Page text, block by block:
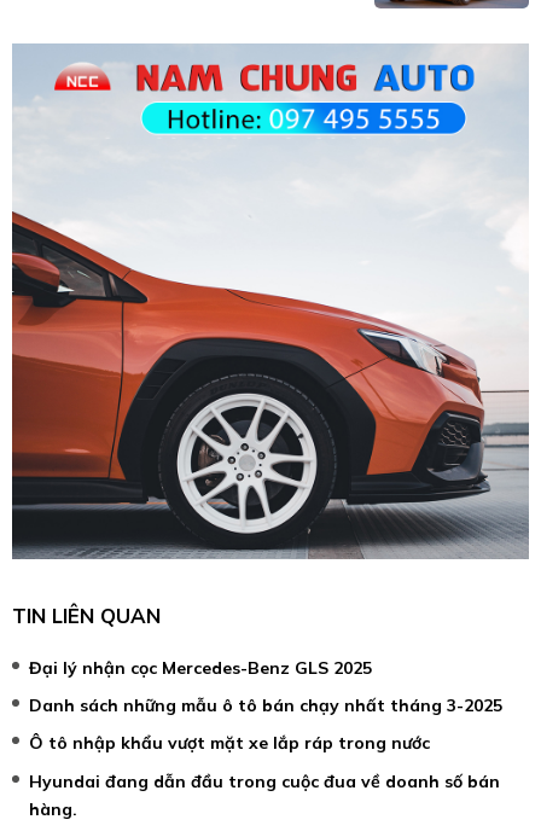
TIN LIÊN QUAN
Đại lý nhận cọc Mercedes-Benz GLS 2025
Danh sách những mẫu ô tô bán chạy nhất tháng 3-2025
Ô tô nhập khẩu vượt mặt xe lắp ráp trong nước
Hyundai đang dẫn đầu trong cuộc đua về doanh số bán
hàng.